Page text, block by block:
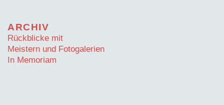
ARCHIV
Rückblicke mit
Meistern und Fotogalerien
In Memoriam